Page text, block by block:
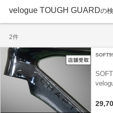
velogue TOUGH GUARDの
2件
工料